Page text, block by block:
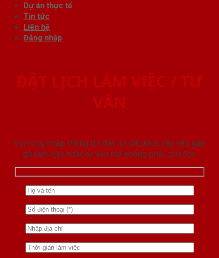
Dự án thực tế
Tin tức
Liên hệ
Đăng nhập
ĐẶT LỊCH LÀM VIỆC / TƯ
VẤN
Vui lòng nhập thông tin đặt lịch để được sắp xếp gặp
gỡ làm việc hoăc tư vấn mà không phải chờ đợi.